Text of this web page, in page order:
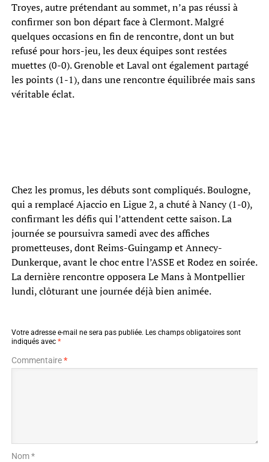
Troyes, autre prétendant au sommet, n’a pas réussi à
confirmer son bon départ face à Clermont. Malgré
quelques occasions en fin de rencontre, dont un but
refusé pour hors-jeu, les deux équipes sont restées
muettes (0-0). Grenoble et Laval ont également partagé
les points (1-1), dans une rencontre équilibrée mais sans
véritable éclat.
Chez les promus, les débuts sont compliqués. Boulogne,
qui a remplacé Ajaccio en Ligue 2, a chuté à Nancy (1-0),
confirmant les défis qui l’attendent cette saison. La
journée se poursuivra samedi avec des affiches
prometteuses, dont Reims-Guingamp et Annecy-
Dunkerque, avant le choc entre l’ASSE et Rodez en soirée.
La dernière rencontre opposera Le Mans à Montpellier
lundi, clôturant une journée déjà bien animée.
Votre adresse e-mail ne sera pas publiée. Les champs obligatoires sont
indiqués avec *
Commentaire*
Nom *